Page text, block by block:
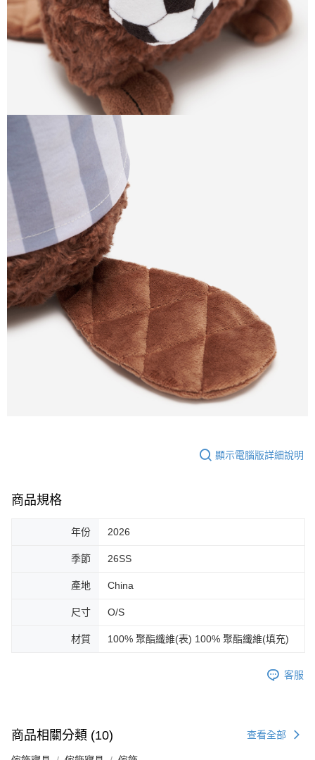
顯示電腦版詳細說明
商品規格
年份 2026
季節 26SS
產地 China
尺寸 O/S
材質 100% 聚酯纖維(表) 100% 聚酯纖維(填充)
客服
商品相關分類 (10) 查看全部